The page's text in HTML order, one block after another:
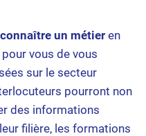
un métier en
vous de vous
sur le secteur
pourront non
des informations
filière, les formations